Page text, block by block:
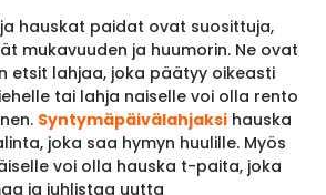
hauskat paidat ovat suosittuja,
mukavuuden ja huumorin. Ne ovat
etsit lahjaa, joka päätyy oikeasti
tai lahja naiselle voi olla rento
Syntymäpäivälahjaksi hauska
joka saa hymyn huulille. Myös
voi olla hauska t-paita, joka
ja juhlistaa uutta